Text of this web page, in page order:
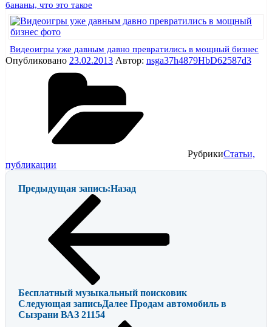
бананы, что это такое
Видеоигры уже давным давно превратились в мощный бизнес
Опубликовано 23.02.2013 Автор: nsga37h4879HbD62587d3
РубрикиСтатьи,
публикации
Предыдущая запись:Назад
Бесплатный музыкальный поисковик
Следующая записьДалее Продам автомобиль в
Сызрани ВАЗ 21154